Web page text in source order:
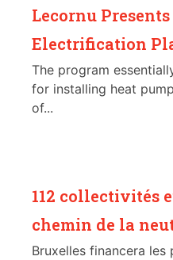
Lecornu
Electrification
The program
for installing heat
of...
112 collectivités
chemin de la
Bruxelles financera les